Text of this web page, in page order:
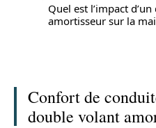
Quel est l’impact
amortisseur sur la
Confort de
double volant